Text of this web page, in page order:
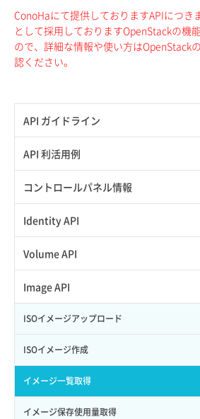
API ガイドライン
APIのご利用について
API 利活用例
APIでAPIサブユーザーを作成する
APIでVPSにISOイメージを挿入する
APIでVPSを作成する
コントロールパネル情報
APIユーザーを作成する
API情報を確認する
Identity API
Credential一覧取得
Credential作成
Credential削除
Credential詳細取得
サブユーザーからロールを紐づけ解除
サブユーザーにロールを紐づけ
Volume API
スナップショット一覧取得
スナップショット作成
スナップショット削除
スナップショット復元
スナップショット詳細一覧取得
Image API
ISOイメージアップロード
ISOイメージ作成
イメージ一覧取得
イメージ保存使用量取得
ConoHaにて提供しておりますAPIにつき
として採用しておりますOpenStackの機
ので、詳細な情報や使い方はOpenStack
認ください。